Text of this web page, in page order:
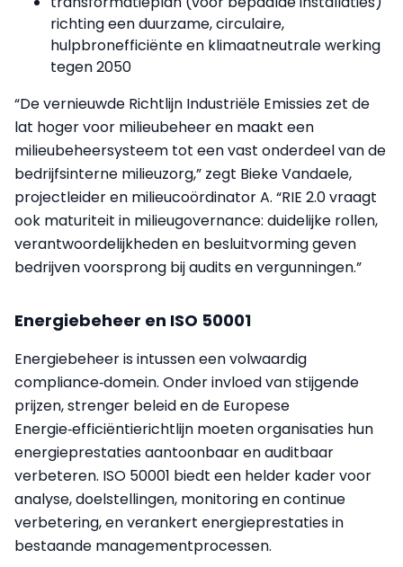
richting een duurzame, circulaire,
hulpbronefficiënte en klimaatneutrale werking
tegen 2050
“De vernieuwde Richtlijn Industriële Emissies zet de
lat hoger voor milieubeheer en maakt een
milieubeheersysteem tot een vast onderdeel van de
bedrijfsinterne milieuzorg,” zegt Bieke Vandaele,
projectleider en milieucoördinator A. “RIE 2.0 vraagt
ook maturiteit in milieugovernance: duidelijke rollen,
verantwoordelijkheden en besluitvorming geven
bedrijven voorsprong bij audits en vergunningen.”
Energiebeheer en ISO 50001
Energiebeheer is intussen een volwaardig
compliance‑domein. Onder invloed van stijgende
prijzen, strenger beleid en de Europese
Energie‑efficiëntierichtlijn moeten organisaties hun
energieprestaties aantoonbaar en auditbaar
verbeteren. ISO 50001 biedt een helder kader voor
analyse, doelstellingen, monitoring en continue
verbetering, en verankert energieprestaties in
bestaande managementprocessen.